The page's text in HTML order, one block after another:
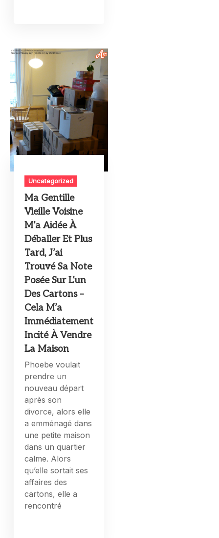
Uncategorized
Ma Gentille
Vieille Voisine
M’a Aidée À
Déballer Et Plus
Tard, J’ai
Trouvé Sa Note
Posée Sur L’un
Des Cartons –
Cela M’a
Immédiatement
Incité À Vendre
La Maison
Phoebe voulait
prendre un
nouveau départ
après son
divorce, alors elle
a emménagé dans
une petite maison
dans un quartier
calme. Alors
qu’elle sortait ses
affaires des
cartons, elle a
rencontré